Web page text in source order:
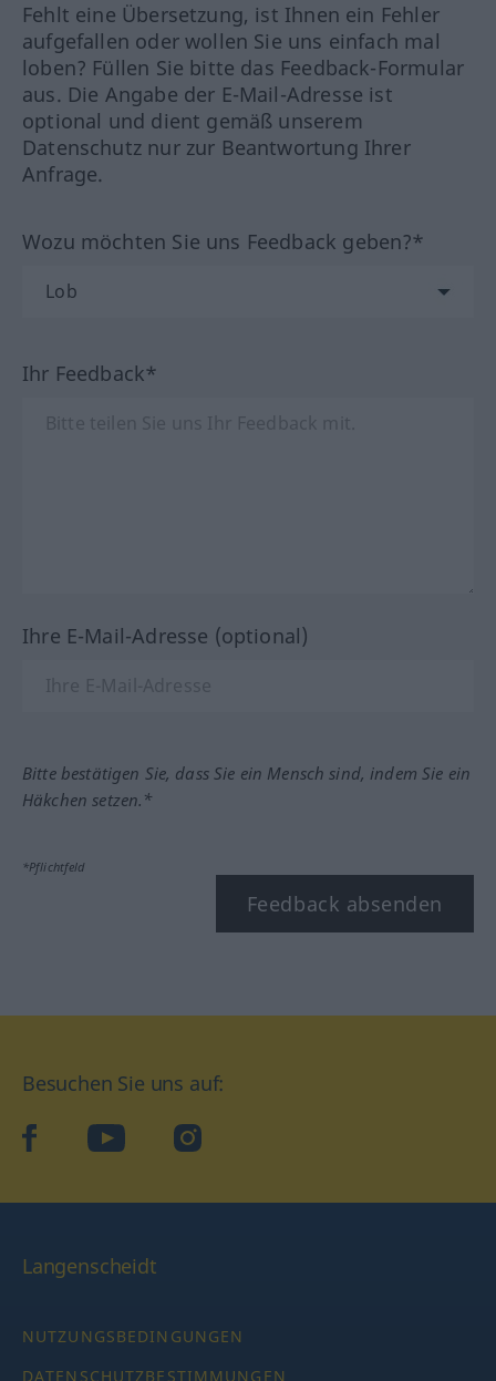
Fehlt eine Übersetzung, ist Ihnen ein Fehler
aufgefallen oder wollen Sie uns einfach mal
loben? Füllen Sie bitte das Feedback-Formular
aus. Die Angabe der E-Mail-Adresse ist
optional und dient gemäß unserem
Datenschutz nur zur Beantwortung Ihrer
Anfrage.
Wozu möchten Sie uns Feedback geben?*
Ihr Feedback*
Ihre E-Mail-Adresse (optional)
Bitte bestätigen Sie, dass Sie ein Mensch sind, indem Sie ein
Häkchen setzen.*
*Pflichtfeld
Feedback absenden
Besuchen Sie uns auf:
facebookYouTube Instagram
Langenscheidt
NUTZUNGSBEDINGUNGEN
DATENSCHUTZBESTIMMUNGEN